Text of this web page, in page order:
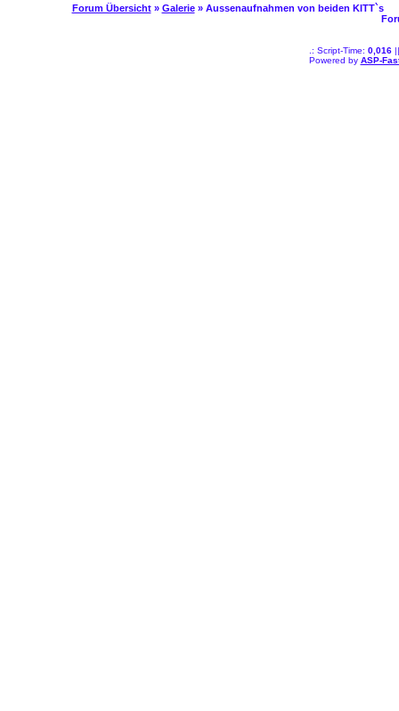
Forum Übersicht» Galerie» Aussenaufnahmen von beiden KITT`s
.: Script-Time: 0,016||
Powered by ASP-